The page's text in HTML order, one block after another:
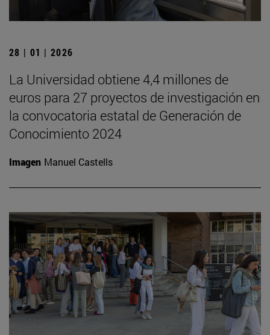
28 | 01 | 2026
La Universidad obtiene 4,4 millones de
euros para 27 proyectos de investigación en
la convocatoria estatal de Generación de
Conocimiento 2024
Imagen Manuel Castells